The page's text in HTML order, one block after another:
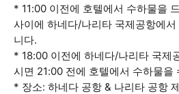
* 11:00 이전에 호텔에서 수하물을
사이에 하네다/나리타 국제공항에
니다.
* 18:00 이전에 하네다/나리타 국제
시면 21:00 전에 호텔에서 수하물을
* 장소: 하네다 공항 & 나리타 공항